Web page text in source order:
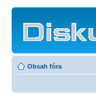
Obsah fóra